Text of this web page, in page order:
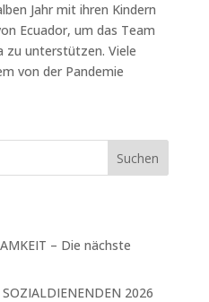
Jahr mit ihren Kindern
Ecuador, um das Team
zu unterstützen. Viele
von der Pandemie
Suchen
– Die nächste
SOZIALDIENENDEN 2026